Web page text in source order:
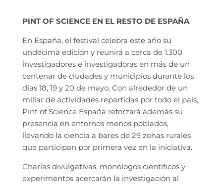
PINT OF SCIENCE EN EL RESTO DE ESPAÑA
En España, el festival celebra este año su
undécima edición y reunirá a cerca de 1.300
investigadores e investigadoras en más de un
centenar de ciudades y municipios durante los
días 18, 19 y 20 de mayo. Con alrededor de un
millar de actividades repartidas por todo el país,
Pint of Science España reforzará además su
presencia en entornos menos poblados,
llevando la ciencia a bares de 29 zonas rurales
que participan por primera vez en la iniciativa.
Charlas divulgativas, monólogos científicos y
experimentos acercarán la investigación al